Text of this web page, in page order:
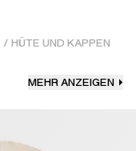
/ HÜTE UND KAPPEN
MEHR ANZEIGEN